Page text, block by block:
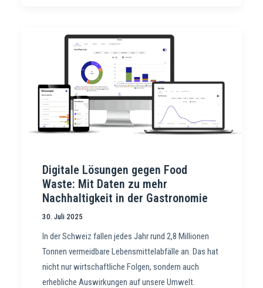
Digitale Lösungen gegen Food
Waste: Mit Daten zu mehr
Nachhaltigkeit in der Gastronomie
30. Juli 2025
In der Schweiz fallen jedes Jahr rund 2,8 Millionen
Tonnen vermeidbare Lebensmittelabfälle an. Das hat
nicht nur wirtschaftliche Folgen, sondern auch
erhebliche Auswirkungen auf unsere Umwelt.